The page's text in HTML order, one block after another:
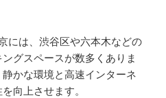
には、渋谷区や六本木などの
グスペースが数多くありま
かな環境と高速インターネ
向上させます。